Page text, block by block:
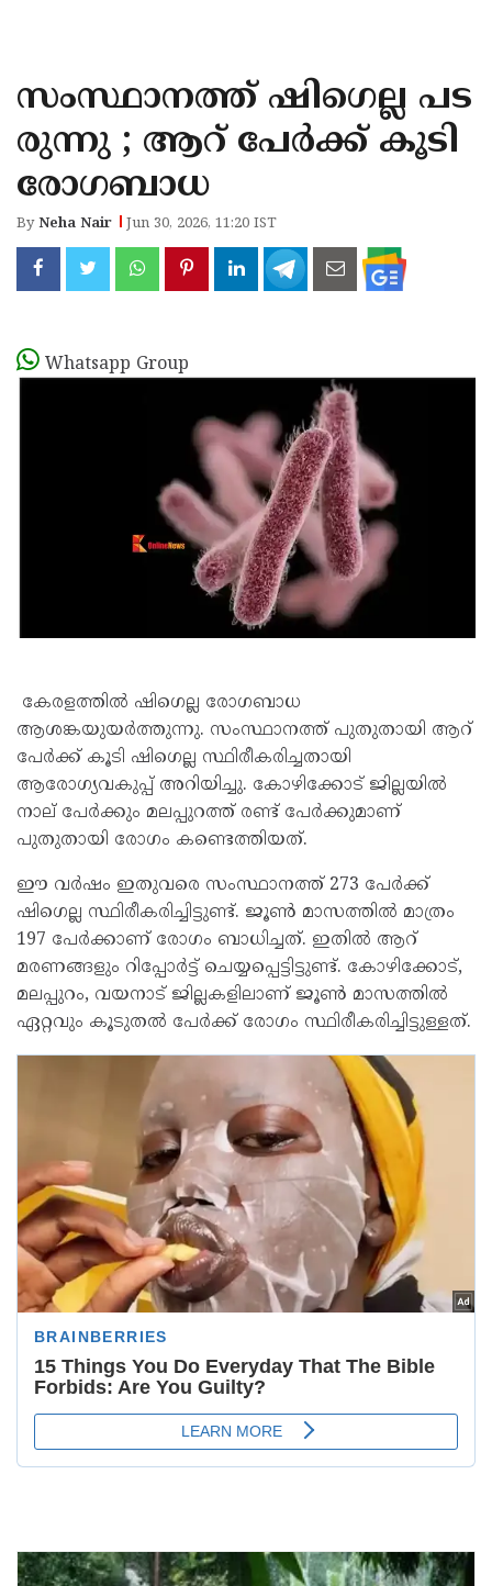
KANNUR
KASARAGOD
സംസ്ഥാനത്ത് ഷിഗെല്ല പട
രുന്നു ; ആറ് പേർക്ക് കൂടി
രോഗബാധ
ByNeha Nair Jun 30, 2026, 11:20 IST
Whatsapp Group
കേരളത്തിൽ ഷിഗെല്ല രോഗബാധ
ആശങ്കയുയർത്തുന്നു. സംസ്ഥാനത്ത് പുതുതായി ആറ്
പേർക്ക് കൂടി ഷിഗെല്ല സ്ഥിരീകരിച്ചതായി
ആരോഗ്യവകുപ്പ് അറിയിച്ചു. കോഴിക്കോട് ജില്ലയിൽ
നാല് പേർക്കും മലപ്പുറത്ത് രണ്ട് പേർക്കുമാണ്
പുതുതായി രോഗം കണ്ടെത്തിയത്.
ഈ വർഷം ഇതുവരെ സംസ്ഥാനത്ത് 273 പേർക്ക്
ഷിഗെല്ല സ്ഥിരീകരിച്ചിട്ടുണ്ട്. ജൂൺ മാസത്തിൽ മാത്രം
197 പേർക്കാണ് രോഗം ബാധിച്ചത്. ഇതിൽ ആറ്
മരണങ്ങളും റിപ്പോർട്ട് ചെയ്യപ്പെട്ടിട്ടുണ്ട്. കോഴിക്കോട്,
മലപ്പുറം, വയനാട് ജില്ലകളിലാണ് ജൂൺ മാസത്തിൽ
ഏറ്റവും കൂടുതൽ പേർക്ക് രോഗം സ്ഥിരീകരിച്ചിട്ടുള്ളത്.